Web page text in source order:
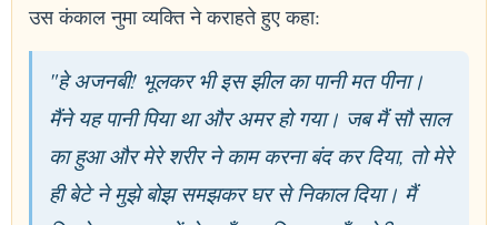
उस कंकाल नुमा व्यक्ति ने कराहते हुए कहा:
"हे अजनबी! भूलकर भी इस झील का पानी मत पीना।
मैंने यह पानी पिया था और अमर हो गया। जब मैं सौ साल
का हुआ और मेरे शरीर ने काम करना बंद कर दिया, तो मेरे
ही बेटे ने मुझे बोझ समझकर घर से निकाल दिया। मैं